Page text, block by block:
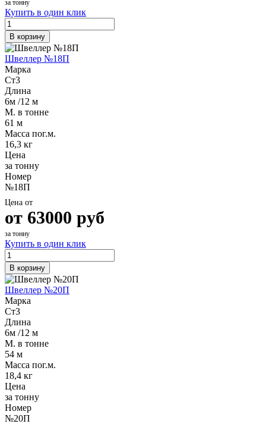
за тонну
Купить в один клик
В корзину
Швеллер №18П
Марка
Ст3
Длина
6м /12 м
М. в тонне
61 м
Масса пог.м.
16,3 кг
Цена
за тонну
Номер
№18П
Цена от
от 63000 руб
за тонну
Купить в один клик
В корзину
Швеллер №20П
Марка
Ст3
Длина
6м /12 м
М. в тонне
54 м
Масса пог.м.
18,4 кг
Цена
за тонну
Номер
№20П